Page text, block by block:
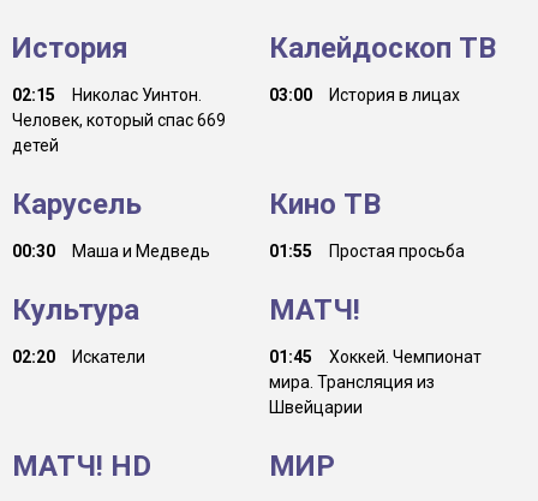
История
02:15
Николас Уинтон.
Человек, который спас 669
детей
Калейдоскоп ТВ
03:00 История в лицах
Карусель
00:30 Маша и Медведь
Кино ТВ
01:55 Простая просьба
Культура
02:20 Искатели
МАТЧ!
01:45
Хоккей. Чемпионат
мира. Трансляция из
Швейцарии
МАТЧ! HD МИР